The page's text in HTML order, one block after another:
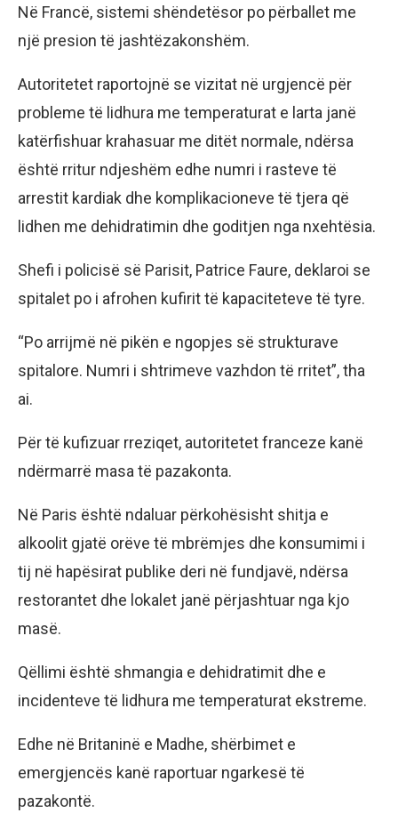
Në Francë, sistemi shëndetësor po përballet me
një presion të jashtëzakonshëm.
Autoritetet raportojnë se vizitat në urgjencë për
probleme të lidhura me temperaturat e larta janë
katërfishuar krahasuar me ditët normale, ndërsa
është rritur ndjeshëm edhe numri i rasteve të
arrestit kardiak dhe komplikacioneve të tjera që
lidhen me dehidratimin dhe goditjen nga nxehtësia.
Shefi i policisë së Parisit, Patrice Faure, deklaroi se
spitalet po i afrohen kufirit të kapaciteteve të tyre.
“Po arrijmë në pikën e ngopjes së strukturave
spitalore. Numri i shtrimeve vazhdon të rritet”, tha
ai.
Për të kufizuar rreziqet, autoritetet franceze kanë
ndërmarrë masa të pazakonta.
Në Paris është ndaluar përkohësisht shitja e
alkoolit gjatë orëve të mbrëmjes dhe konsumimi i
tij në hapësirat publike deri në fundjavë, ndërsa
restorantet dhe lokalet janë përjashtuar nga kjo
masë.
Qëllimi është shmangia e dehidratimit dhe e
incidenteve të lidhura me temperaturat ekstreme.
Edhe në Britaninë e Madhe, shërbimet e
emergjencës kanë raportuar ngarkesë të
pazakontë.